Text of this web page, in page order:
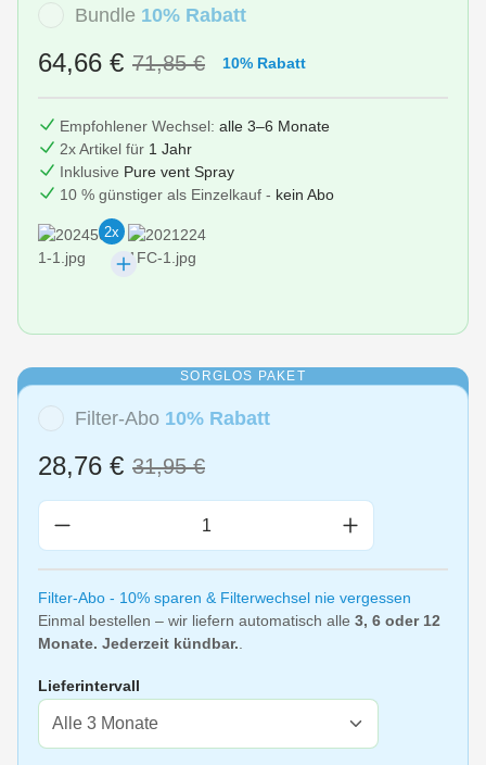
Bundle 10% Rabatt
64,66 € 71,85 € 10% Rabatt
Empfohlener Wechsel: alle 3–6 Monate
2x Artikel für 1 Jahr
Inklusive Pure vent Spray
10 % günstiger als Einzelkauf - kein Abo
2x
SORGLOS PAKET
Filter-Abo 10% Rabatt
Produkt Anzahl: Gib den gewünschten
28,76 € 31,95 €
Filter-Abo - 10% sparen & Filterwechsel nie vergessen
Einmal bestellen – wir liefern automatisch alle 3, 6 oder 12
Monate. Jederzeit kündbar.
Lieferintervall